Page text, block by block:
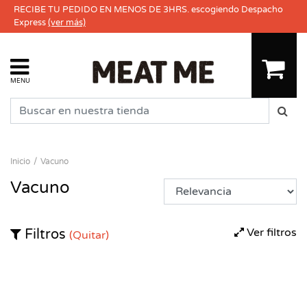
RECIBE TU PEDIDO EN MENOS DE 3HRS. escogiendo Despacho
Express(ver más)
MENU
Inicio Vacuno
Vacuno
Ver filtros
Filtros (Quitar)